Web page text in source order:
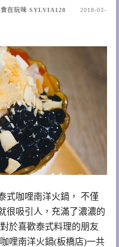
食在玩味 SYLVIA128
2018-03-
式咖哩南洋火鍋， 不僅
很吸引人，充滿了濃濃的
於喜歡泰式料理的朋友
哩南洋火鍋(板橋店)一共